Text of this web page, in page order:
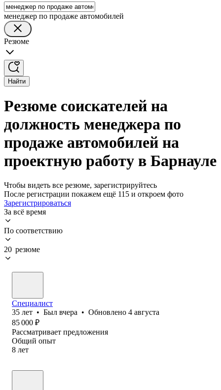
менеджер по продаже автомобилей
Резюме
Найти
Резюме соискателей на
должность менеджера по
продаже автомобилей на
проектную работу в Барнауле
Чтобы видеть все резюме, зарегистрируйтесь
После регистрации покажем ещё 115 и откроем фото
Зарегистрироваться
За всё время
По соответствию
20 резюме
Специалист
35 лет • Был вчера • Обновлено 4 августа
85 000 ₽
Рассматривает предложения
Общий опыт
8 лет